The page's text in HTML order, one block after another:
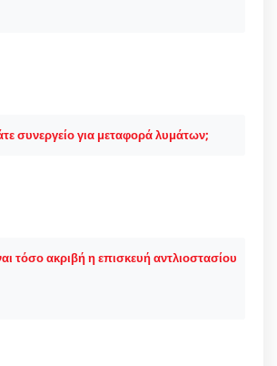
συνεργείο για μεταφορά λυμάτων;
τόσο ακριβή η επισκευή αντλιοστασίου